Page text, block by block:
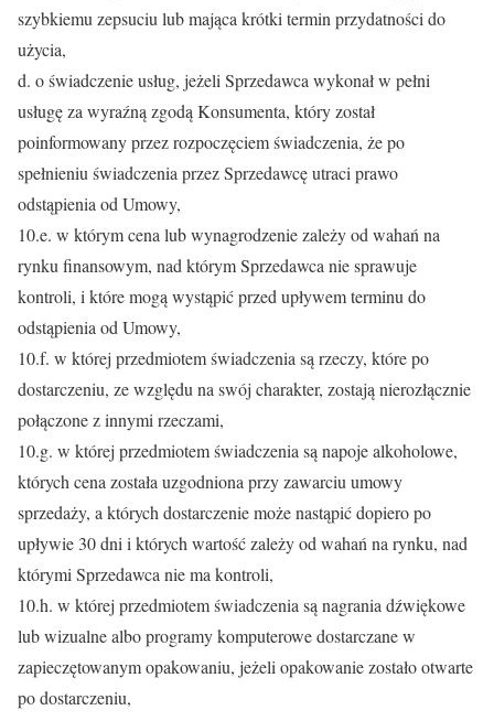
szybkiemu zepsuciu lub mająca krótki termin przydatności do
użycia,
d. o świadczenie usług, jeżeli Sprzedawca wykonał w pełni
usługę za wyraźną zgodą Konsumenta, który został
poinformowany przez rozpoczęciem świadczenia, że po
spełnieniu świadczenia przez Sprzedawcę utraci prawo
odstąpienia od Umowy,
10.e. w którym cena lub wynagrodzenie zależy od wahań na
rynku finansowym, nad którym Sprzedawca nie sprawuje
kontroli, i które mogą wystąpić przed upływem terminu do
odstąpienia od Umowy,
10.f. w której przedmiotem świadczenia są rzeczy, które po
dostarczeniu, ze względu na swój charakter, zostają nierozłącznie
połączone z innymi rzeczami,
10.g. w której przedmiotem świadczenia są napoje alkoholowe,
których cena została uzgodniona przy zawarciu umowy
sprzedaży, a których dostarczenie może nastąpić dopiero po
upływie 30 dni i których wartość zależy od wahań na rynku, nad
którymi Sprzedawca nie ma kontroli,
10.h. w której przedmiotem świadczenia są nagrania dźwiękowe
lub wizualne albo programy komputerowe dostarczane w
zapieczętowanym opakowaniu, jeżeli opakowanie zostało otwarte
po dostarczeniu,